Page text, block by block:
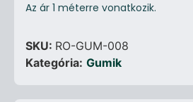
Az ár 1 méterre vonatkozik.
SKU: RO-GUM-008
Kategória: Gumik